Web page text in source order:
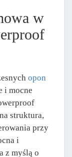
w
opon
i mocne
struktura,
przy
i
z myślą o